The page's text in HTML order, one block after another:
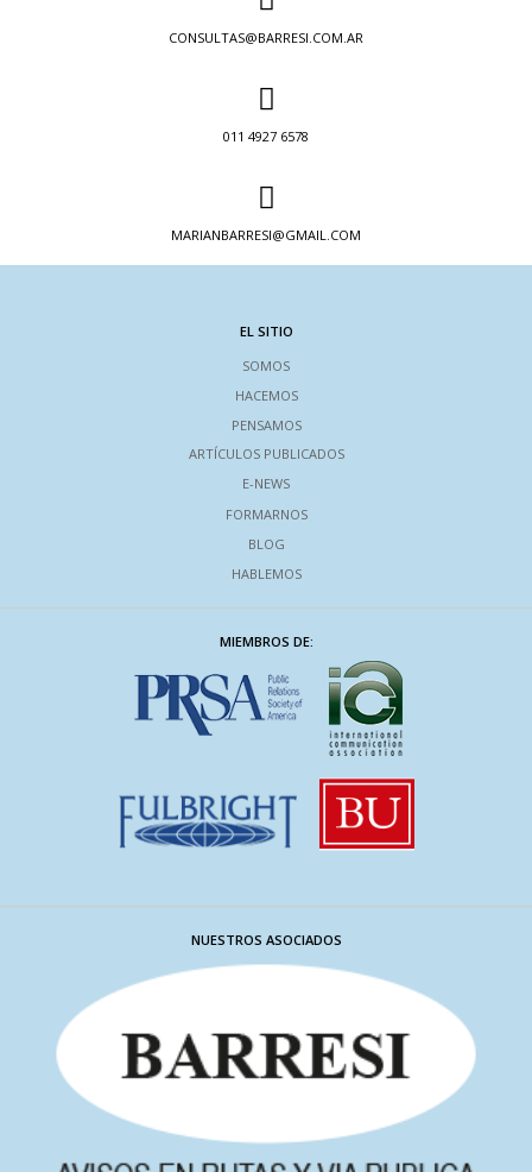
CONSULTAS@BARRESI.COM.AR
011 4927 6578
MARIANBARRESI@GMAIL.COM
EL SITIO
SOMOS
HACEMOS
PENSAMOS
ARTÍCULOS PUBLICADOS
E-NEWS
FORMARNOS
BLOG
HABLEMOS
MIEMBROS DE:
NUESTROS ASOCIADOS